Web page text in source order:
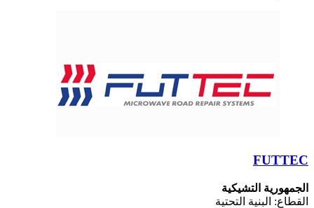
FUTTEC
الجمهورية التشيكية
القطاع: البنية التحتية